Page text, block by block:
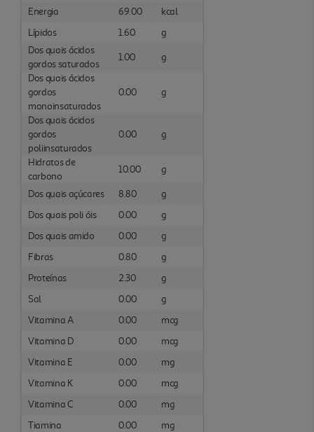
Energia
69.00
kcal
Lípidos
1.60
g
Dos quais ácidos
gordos saturados
1.00
g
Dos quais ácidos
gordos
monoinsaturados
0.00 g
Dos quais ácidos
gordos
poliinsaturados
0.00 g
Hidratos de
carbono
10.00 g
Dos quais açúcares 8.80
g
Dos quais poli óis
0.00
g
Dos quais amido
0.00
g
Fibras
0.80
g
Proteínas
2.30
g
Sal
0.00
g
Vitamina A
0.00
mcg
Vitamina D
0.00
mcg
Vitamina E
0.00
mg
Vitamina K
0.00
mcg
Vitamina C
0.00
mg
Tiamina
0.00
mg